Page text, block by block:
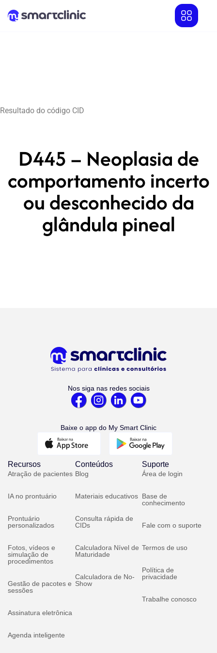
Resultado do código CID
D445 – Neoplasia de
comportamento incerto
ou desconhecido da
glândula pineal
Nos siga nas redes sociais
Baixe o app do My Smart Clinic
Recursos
Atração de pacientes
IA no prontuário
Prontuário
personalizados
Fotos, vídeos e
simulação de
procedimentos
Gestão de pacotes e
sessões
Assinatura eletrônica
Agenda inteligente
Conteúdos
Blog
Materiais educativos
Consulta rápida de
CIDs
Calculadora Nível de
Maturidade
Calculadora de No-
Show
Suporte
Área de login
Base de
conhecimento
Fale com o suporte
Termos de uso
Política de
privacidade
Trabalhe conosco